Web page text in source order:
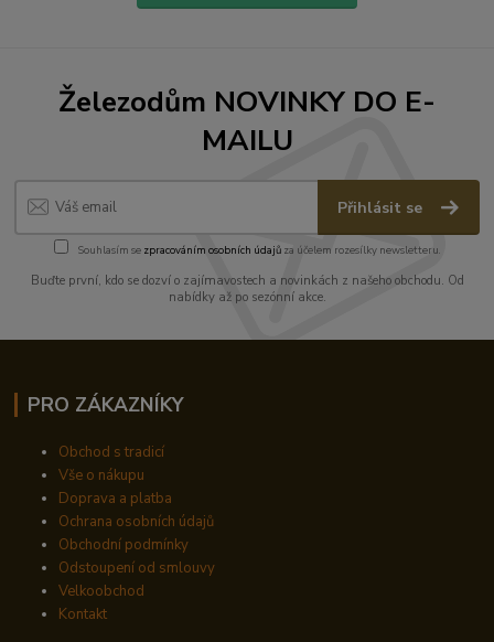
Železodům NOVINKY DO E-
MAILU
Přihlásit se
Souhlasím se zpracováním osobních údajůza účelem rozesílky newsletteru.
Buďte první, kdo se dozví o zajímavostech a novinkách z našeho obchodu. Od
nabídky až po sezónní akce.
PRO ZÁKAZNÍKY
Obchod s tradicí
Vše o nákupu
Doprava a platba
Ochrana osobních údajů
Obchodní podmínky
Odstoupení od smlouvy
Velkoobchod
Kontakt